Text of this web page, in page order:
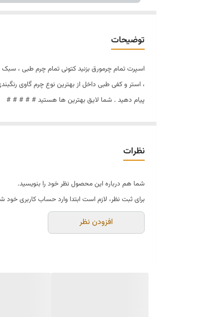
توضیحات
اسپرت تمام چرمورق بزنید کتونی تمام چرم طبی ، سبک
پیام دهید . شما لایق بهترین ها هستید # # # # #
نظرات
شما هم درباره این محصول نظر خود را بنویسید.
برای ثبت نظر، لازم است ابتدا وارد حساب کاربری خود
افزودن نظر